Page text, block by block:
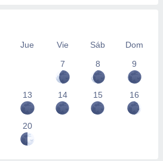
Jue Vie Sáb
Dom
7
8 9
13 14 15 16
20